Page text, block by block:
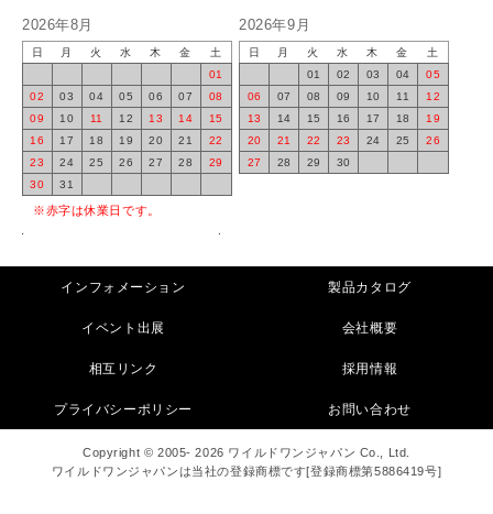
2026年8月
日 月 火 水 木 金
土
01
02
03 04 05 06 07
08
09
10 11 12 13 14
15
16
17 18 19 20 21
22
23
24 25 26 27 28
29
30
31
2026年9月
日 月 火 水 木 金
土
01
02 03 04
05
06
07 08 09 10 11
12
13
14 15 16 17 18
19
20
21 22 23 24 25
26
27
28 29 30
※赤字は休業日です。
インフォメーション 製品カタログ
イベント出展 会社概要
相互リンク 採用情報
プライバシーポリシー お問い合わせ
Copyright © 2005- 2026 ワイルドワンジャパン Co., Ltd.
ワイルドワンジャパンは当社の登録商標です[登録商標第5886419号]